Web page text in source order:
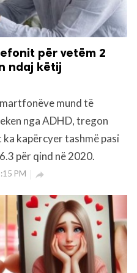
për vetëm 2
ndaj këtij
mund të
nga ADHD, tregon
kapërcyer tashmë pasi
për qind në 2020.
PM 